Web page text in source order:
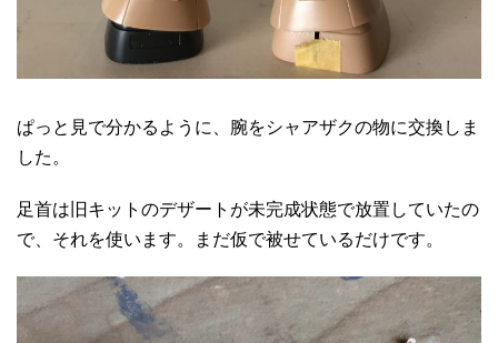
ぱっと見で分かるように、腕をシャアザクの物に交換しま
した。
足首は旧キットのデザートが未完成状態で放置していたの
で、それを使います。まだ仮で被せているだけです。